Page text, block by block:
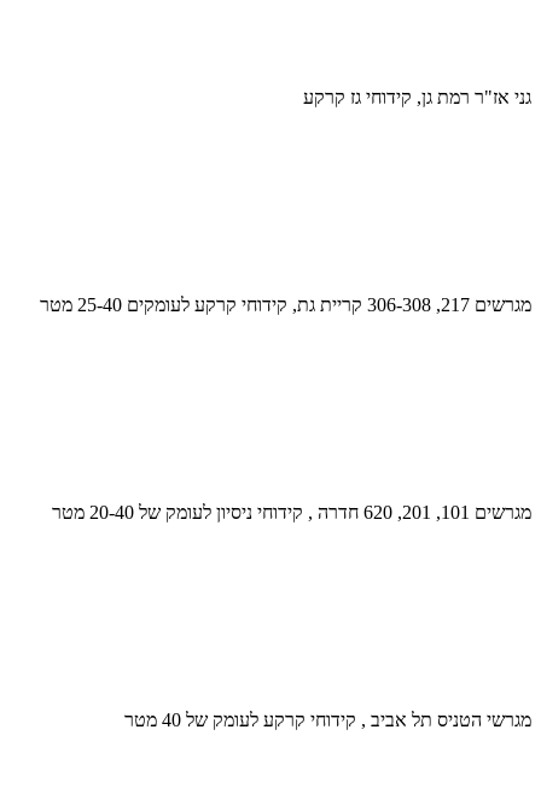
גני אז"ר רמת גן, קידוחי גז קרקע
מגרשים 217, 306-308 קריית גת, קידוחי קרקע לעומקים 25-40 מטר
מגרשים 101, 201, 620 חדרה , קידוחי ניסיון לעומק של 20-40 מטר
מגרשי הטניס תל אביב , קידוחי קרקע לעומק של 40 מטר